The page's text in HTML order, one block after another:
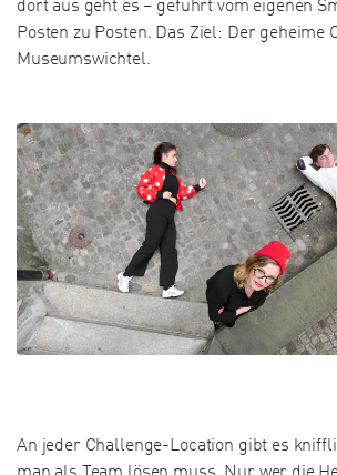
dort aus geht es – geführt vom eigenen
Posten zu Posten. Das Ziel: Der geheime
Museumswichtel.
An jeder Challenge-Location gibt es